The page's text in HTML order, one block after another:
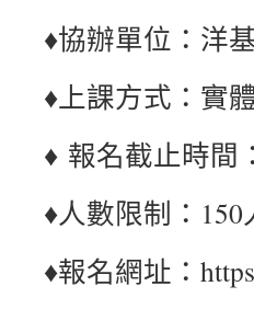
♦協辦單位：洋
♦上課方式：實
♦ 報名截止時間：
♦人數限制：150
♦報名網址：